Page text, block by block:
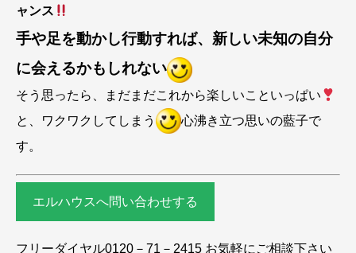
ャンス
手や足を動かし行動すれば、新しい未知の自分
に会えるかもしれない
そう思ったら、まだまだこれから楽しいこといっぱい
と、ワクワクしてしまう
心沸き立つ思いの藍子で
す。
エルハウスへ問い合わせする
フリーダイヤル0120－71－2415 お気軽にご相談下さい